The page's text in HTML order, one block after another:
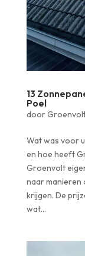
13
Poel
door
Wat was voor
en hoe heeft
Groenvolt
naar manieren
krijgen. De
wat...